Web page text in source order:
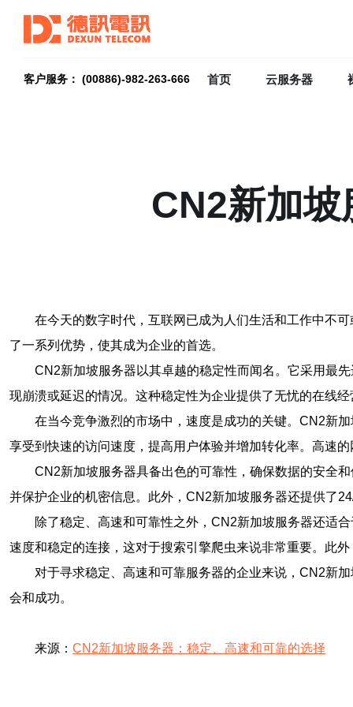
客户服务： (00886)-982-263-666 首页 云服务器
CN2新加
在今天的数字时代，互联网已成为人们生活和工作中不
了一系列优势，使其成为企业的首选。
CN2新加坡服务器以其卓越的稳定性而闻名。它采用最
现崩溃或延迟的情况。这种稳定性为企业提供了无忧的在线经
在当今竞争激烈的市场中，速度是成功的关键。CN2新
享受到快速的访问速度，提高用户体验并增加转化率。高速
CN2新加坡服务器具备出色的可靠性，确保数据的安全
并保护企业的机密信息。此外，CN2新加坡服务器还提供了
除了稳定、高速和可靠性之外，CN2新加坡服务器还适
速度和稳定的连接，这对于搜索引擎爬虫来说非常重要。此
对于寻求稳定、高速和可靠服务器的企业来说，CN2新
会和成功。
来源： CN2新加坡服务器：稳定、高速和可靠的选择